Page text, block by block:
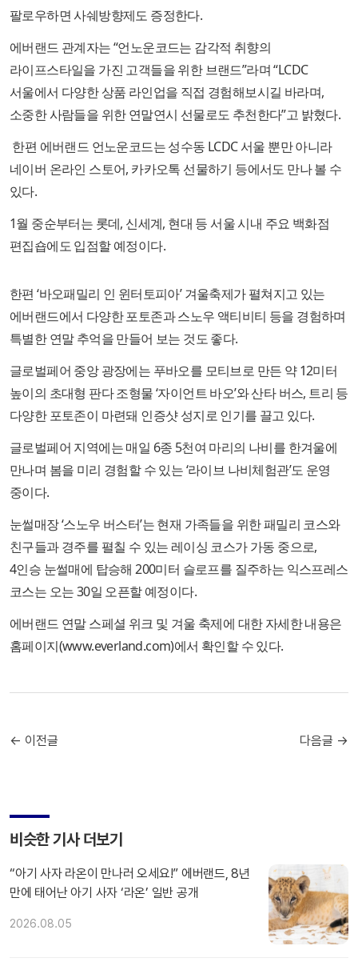
팔로우하면 사쉐방향제도 증정한다.
에버랜드 관계자는 “언노운코드는 감각적 취향의
라이프스타일을 가진 고객들을 위한 브랜드”라며 “LCDC
서울에서 다양한 상품 라인업을 직접 경험해보시길 바라며,
소중한 사람들을 위한 연말연시 선물로도 추천한다”고 밝혔다.
한편 에버랜드 언노운코드는 성수동 LCDC 서울 뿐만 아니라
네이버 온라인 스토어, 카카오톡 선물하기 등에서도 만나 볼 수
있다.
1월 중순부터는 롯데, 신세계, 현대 등 서울 시내 주요 백화점
편집숍에도 입점할 예정이다.​
한편 ‘바오패밀리 인 윈터토피아’ 겨울축제가 펼쳐지고 있는
에버랜드에서 다양한 포토존과 스노우 액티비티 등을 경험하며
특별한 연말 추억을 만들어 보는 것도 좋다.
글로벌페어 중앙 광장에는 푸바오를 모티브로 만든 약 12미터
높이의 초대형 판다 조형물 ‘자이언트 바오’와 산타 버스, 트리 등
다양한 포토존이 마련돼 인증샷 성지로 인기를 끌고 있다.
글로벌페어 지역에는 매일 6종 5천여 마리의 나비를 한겨울에
만나며 봄을 미리 경험할 수 있는 ‘라이브 나비체험관’도 운영
중이다.
눈썰매장 ‘스노우 버스터’는 현재 가족들을 위한 패밀리 코스와
친구들과 경주를 펼칠 수 있는 레이싱 코스가 가동 중으로,
4인승 눈썰매에 탑승해 200미터 슬로프를 질주하는 익스프레스
코스는 오는 30일 오픈할 예정이다.
에버랜드 연말 스페셜 위크 및 겨울 축제에 대한 자세한 내용은
홈페이지(www.everland.com)에서 확인할 수 있다.
← 이전글 다음글 →
비슷한 기사 더보기
“아기 사자 라온이 만나러 오세요!” 에버랜드, 8년
만에 태어난 아기 사자 ‘라온’ 일반 공개
2026.08.05